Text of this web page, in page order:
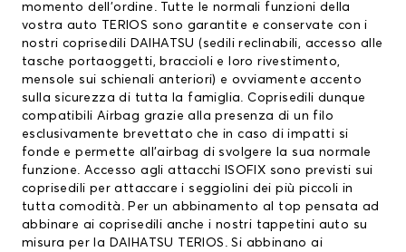
momento dell’ordine. Tutte le normali funzioni della
vostra auto TERIOS sono garantite e conservate con i
nostri coprisedili DAIHATSU (sedili reclinabili, accesso alle
tasche portaoggetti, braccioli e loro rivestimento,
mensole sui schienali anteriori) e ovviamente accento
sulla sicurezza di tutta la famiglia. Coprisedili dunque
compatibili Airbag grazie alla presenza di un filo
esclusivamente brevettato che in caso di impatti si
fonde e permette all’airbag di svolgere la sua normale
funzione. Accesso agli attacchi ISOFIX sono previsti sui
coprisedili per attaccare i seggiolini dei più piccoli in
tutta comodità. Per un abbinamento al top pensata ad
abbinare ai coprisedili anche i nostri tappetini auto su
misura per la DAIHATSU TERIOS. Si abbinano ai